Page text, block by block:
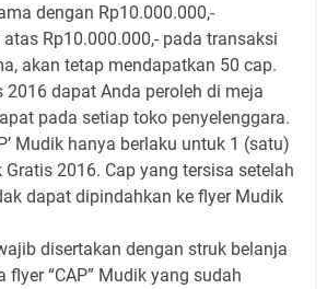
dengan Rp10.000.000,-
atas Rp10.000.000,- pada transaksi
akan tetap mendapatkan 50 cap.
2016 dapat Anda peroleh di meja
pada setiap toko penyelenggara.
Mudik hanya berlaku untuk 1 (satu)
2016. Cap yang tersisa setelah
dapat dipindahkan ke flyer Mudik
disertakan dengan struk belanja
flyer “CAP” Mudik yang sudah